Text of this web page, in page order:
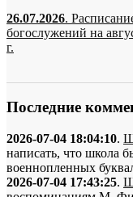
26.07.2026.
богослужений на
г.
Последние
2026-07-04 18:04:10.
написать, что школа
военнопленных
2026-07-04 17:43:25.